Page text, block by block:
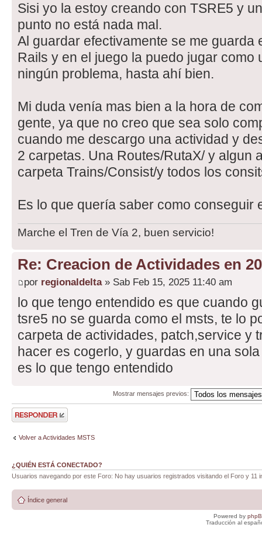
Sisi yo la estoy creando con TSRE5 y
punto no está nada mal.
Al guardar efectivamente se me guarda
Rails y en el juego la puedo jugar como
ningún problema, hasta ahí bien.
Mi duda venía mas bien a la hora de
gente, ya que no creo que sea solo
cuando me descargo una actividad y
2 carpetas. Una Routes/RutaX/ y algun
carpeta Trains/Consist/y todos los
Es lo que quería saber como conseguir
Marche el Tren de Vía 2, buen servicio!
Re: Creacion de Actividades en
por regionaldelta» Sab Feb 15, 2025 11:40 am
lo que tengo entendido es que cuando
tsre5 no se guarda como el msts, te lo
carpeta de actividades, patch,service y
hacer es cogerlo, y guardas en una
es lo que tengo entendido
Mostrar mensajes previos:
Publicar una
respuesta
Volver a Actividades MSTS
¿QUIÉN ESTÁ CONECTADO?
Usuarios navegando por este Foro: No hay usuarios registrados visitando el Foro y 11
Índice general
Powered by
Traducción al